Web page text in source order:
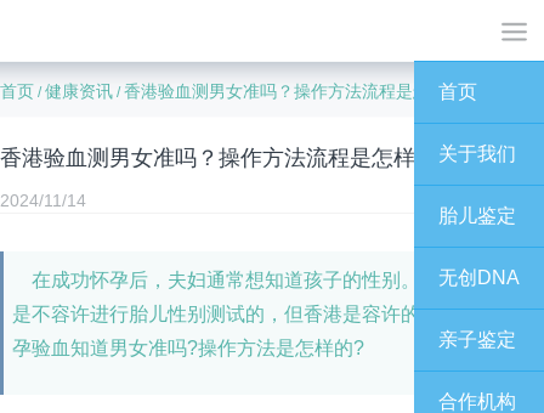
首页
关于我们
胎儿鉴定
无创DNA
亲子鉴定
合作机构
首页 /健康资讯 /香港验血测男女准吗？操作方法流程是怎样的？
香港验血测男女准吗？操作方法流程是怎样的？
2024/11/14
在成功怀孕后，夫妇通常想知道孩子的性别。不过，内地
是不容许进行胎儿性别测试的，但香港是容许的。那么，怀
孕验血知道男女准吗?操作方法是怎样的?​